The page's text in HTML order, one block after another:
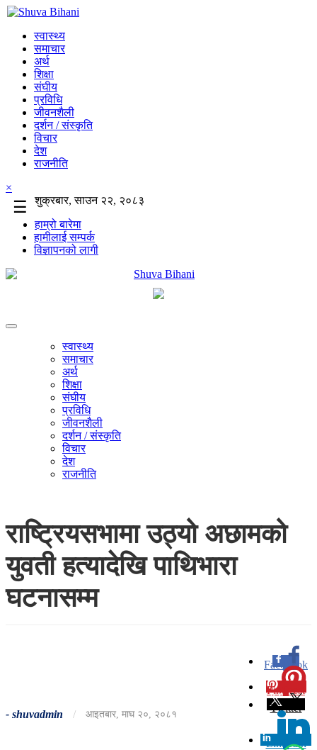
स्वास्थ्य
समाचार
अर्थ
शिक्षा
संघीय
प्रविधि
जीवनशैली
दर्शन / संस्कृति
विचार
देश
राजनीति
×
☰
शुक्रबार, साउन २२, २०८३
हाम्रो बारेमा
हामीलाई सम्पर्क
विज्ञापनको लागी
स्वास्थ्य
समाचार
अर्थ
शिक्षा
संघीय
प्रविधि
जीवनशैली
दर्शन / संस्कृति
विचार
देश
राजनीति
राष्ट्रियसभामा उठ्यो अछामको
युवती हत्यादेखि पाथिभारा
घटनासम्म
- shuvadmin / आइतबार, माघ २०, २०८१
Facebook
0
Pinterest
Twitter
Linkedin
0